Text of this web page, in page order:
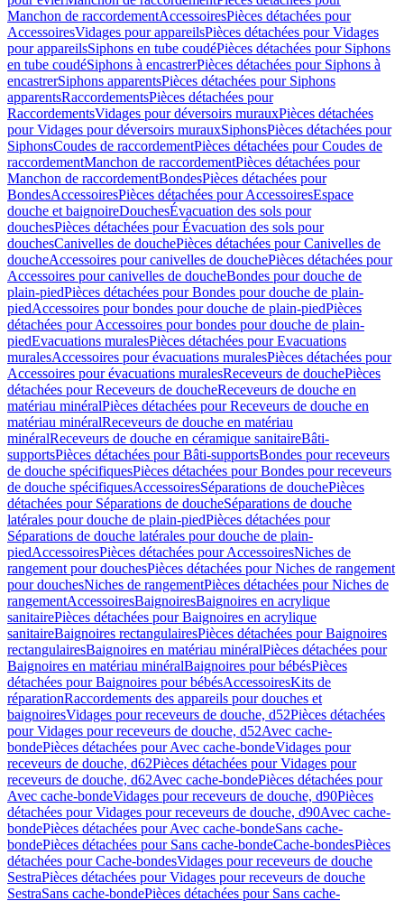
Manchon de raccordementAccessoiresPièces détachées pour
AccessoiresVidages pour appareilsPièces détachées pour Vidages
pour appareilsSiphons en tube coudéPièces détachées pour Siphons
en tube coudéSiphons à encastrerPièces détachées pour Siphons à
encastrerSiphons apparentsPièces détachées pour Siphons
apparentsRaccordementsPièces détachées pour
RaccordementsVidages pour déversoirs murauxPièces détachées
pour Vidages pour déversoirs murauxSiphonsPièces détachées pour
SiphonsCoudes de raccordementPièces détachées pour Coudes de
raccordementManchon de raccordementPièces détachées pour
Manchon de raccordementBondesPièces détachées pour
BondesAccessoiresPièces détachées pour AccessoiresEspace
douche et baignoireDouchesÉvacuation des sols pour
douchesPièces détachées pour Évacuation des sols pour
douchesCanivelles de douchePièces détachées pour Canivelles de
doucheAccessoires pour canivelles de douchePièces détachées pour
Accessoires pour canivelles de doucheBondes pour douche de
plain-piedPièces détachées pour Bondes pour douche de plain-
piedAccessoires pour bondes pour douche de plain-piedPièces
détachées pour Accessoires pour bondes pour douche de plain-
piedEvacuations muralesPièces détachées pour Evacuations
muralesAccessoires pour évacuations muralesPièces détachées pour
Accessoires pour évacuations muralesReceveurs de douchePièces
détachées pour Receveurs de doucheReceveurs de douche en
matériau minéralPièces détachées pour Receveurs de douche en
matériau minéralReceveurs de douche en matériau
minéralReceveurs de douche en céramique sanitaireBâti-
supportsPièces détachées pour Bâti-supportsBondes pour receveurs
de douche spécifiquesPièces détachées pour Bondes pour receveurs
de douche spécifiquesAccessoiresSéparations de douchePièces
détachées pour Séparations de doucheSéparations de douche
latérales pour douche de plain-piedPièces détachées pour
Séparations de douche latérales pour douche de plain-
piedAccessoiresPièces détachées pour AccessoiresNiches de
rangement pour douchesPièces détachées pour Niches de rangement
pour douchesNiches de rangementPièces détachées pour Niches de
rangementAccessoiresBaignoiresBaignoires en acrylique
sanitairePièces détachées pour Baignoires en acrylique
sanitaireBaignoires rectangulairesPièces détachées pour Baignoires
rectangulairesBaignoires en matériau minéralPièces détachées pour
Baignoires en matériau minéralBaignoires pour bébésPièces
détachées pour Baignoires pour bébésAccessoiresKits de
réparationRaccordements des appareils pour douches et
baignoiresVidages pour receveurs de douche, d52Pièces détachées
pour Vidages pour receveurs de douche, d52Avec cache-
bondePièces détachées pour Avec cache-bondeVidages pour
receveurs de douche, d62Pièces détachées pour Vidages pour
receveurs de douche, d62Avec cache-bondePièces détachées pour
Avec cache-bondeVidages pour receveurs de douche, d90Pièces
détachées pour Vidages pour receveurs de douche, d90Avec cache-
bondePièces détachées pour Avec cache-bondeSans cache-
bondePièces détachées pour Sans cache-bondeCache-bondesPièces
détachées pour Cache-bondesVidages pour receveurs de douche
SestraPièces détachées pour Vidages pour receveurs de douche
SestraSans cache-bondePièces détachées pour Sans cache-